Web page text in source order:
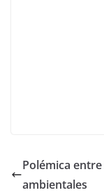
Polémica
ambientales